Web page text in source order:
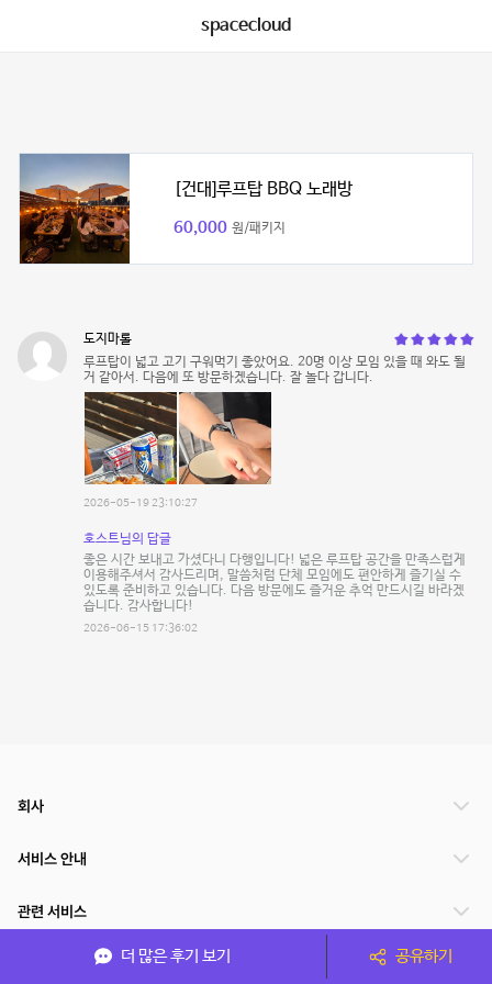
spacecloud
[건대]루프탑 BBQ 노래방
60,000 원/패키지
도지마롤
루프탑이 넓고 고기 구워먹기 좋았어요. 20명 이상 모임 있을 때 와도 될
거 같아서. 다음에 또 방문하겠습니다. 잘 놀다 갑니다.
2026-05-19 23:10:27
호스트님의 답글
좋은 시간 보내고 가셨다니 다행입니다! 넓은 루프탑 공간을 만족스럽게
이용해주셔서 감사드리며, 말씀처럼 단체 모임에도 편안하게 즐기실 수
있도록 준비하고 있습니다. 다음 방문에도 즐거운 추억 만드시길 바라겠
습니다. 감사합니다!
2026-06-15 17:36:02
더 많은 후기 보기 공유하기
회사
서비스 안내
관련 서비스